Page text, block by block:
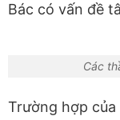
Bác có vấn đề
Các
Trường hợp